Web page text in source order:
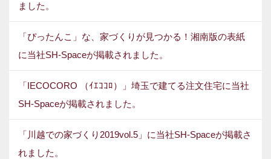
ました。
「ぴったんこ」な、家づくりが見つかる！湘南版の表紙
に当社SH-Spaceが掲載されました。
「IECOCORO （ｲｴｺｺﾛ）」埼玉で建てる注文住宅に当社
SH-Spaceが掲載されました。
「川越での家づくり2019vol.5」に当社SH-Spaceが掲載さ
れました。